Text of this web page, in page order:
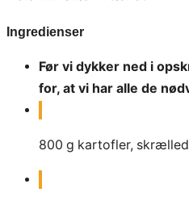
Ingredienser
Før vi dykker ned i
for, at vi har alle de
800 g kartofler,